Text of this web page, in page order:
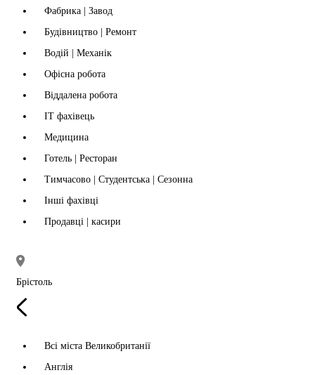
Фабрика | Завод
Будівництво | Ремонт
Водій | Механік
Офісна робота
Віддалена робота
IT фахівець
Медицина
Готель | Ресторан
Тимчасово | Студентська | Сезонна
Інші фахівці
Продавці | касири
Брістоль
Всі міста Великобританії
Англія